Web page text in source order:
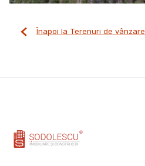
Înapoi la Terenuri de vânzare